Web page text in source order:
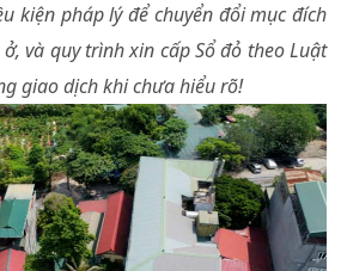
kiện pháp lý để chuyển đổi mục đích
và quy trình xin cấp Sổ đỏ theo Luật
giao dịch khi chưa hiểu rõ!